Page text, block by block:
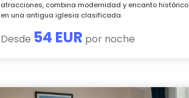
atracciones, combina modernidad y encanto histórico
en una antigua iglesia clasificada.
Desde 54 EUR por noche